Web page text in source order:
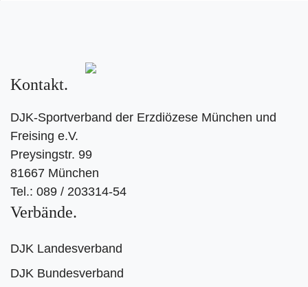
Kontakt
DJK-Sportverband der Erzdiözese München und
Freising e.V.
Preysingstr. 99
81667 München
Tel.: 089 / 203314-54
Verbände
DJK Landesverband
DJK Bundesverband